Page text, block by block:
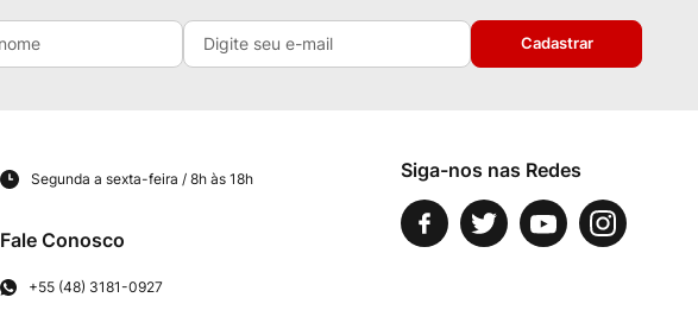
Cadastrar
Segunda a sexta-feira / 8h às 18h
Fale Conosco
+55 (48) 3181-0927
Siga-nos nas Redes